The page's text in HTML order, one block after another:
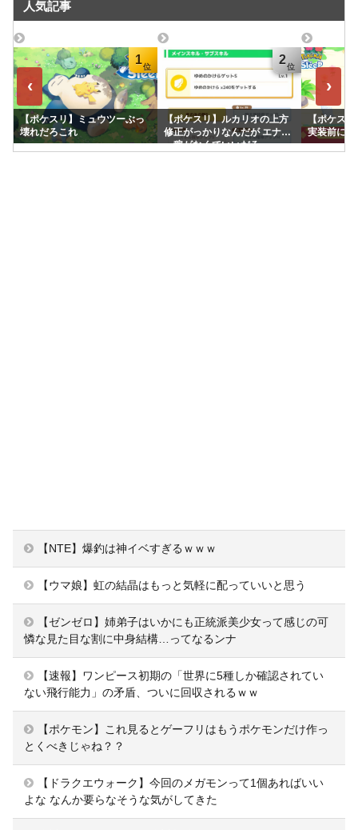
人気記事
‹
1
【ポケスリ】ミュウツーぶっ
壊れだろこれ
2
【ポケスリ】ルカリオの上方
修正がっかりなんだが エナジ
ー稼がなくていいだろ
【ポケス
実装前に
›
【NTE】爆釣は神イベすぎるｗｗｗ
【ウマ娘】虹の結晶はもっと気軽に配っていいと思う
【ゼンゼロ】姉弟子はいかにも正統派美少女って感じの可
憐な見た目な割に中身結構…ってなるンナ
【速報】ワンピース初期の「世界に5種しか確認されてい
ない飛行能力」の矛盾、ついに回収されるｗｗ
【ポケモン】これ見るとゲーフリはもうポケモンだけ作っ
とくべきじゃね？？
【ドラクエウォーク】今回のメガモンって1個あればいい
よな なんか要らなそうな気がしてきた